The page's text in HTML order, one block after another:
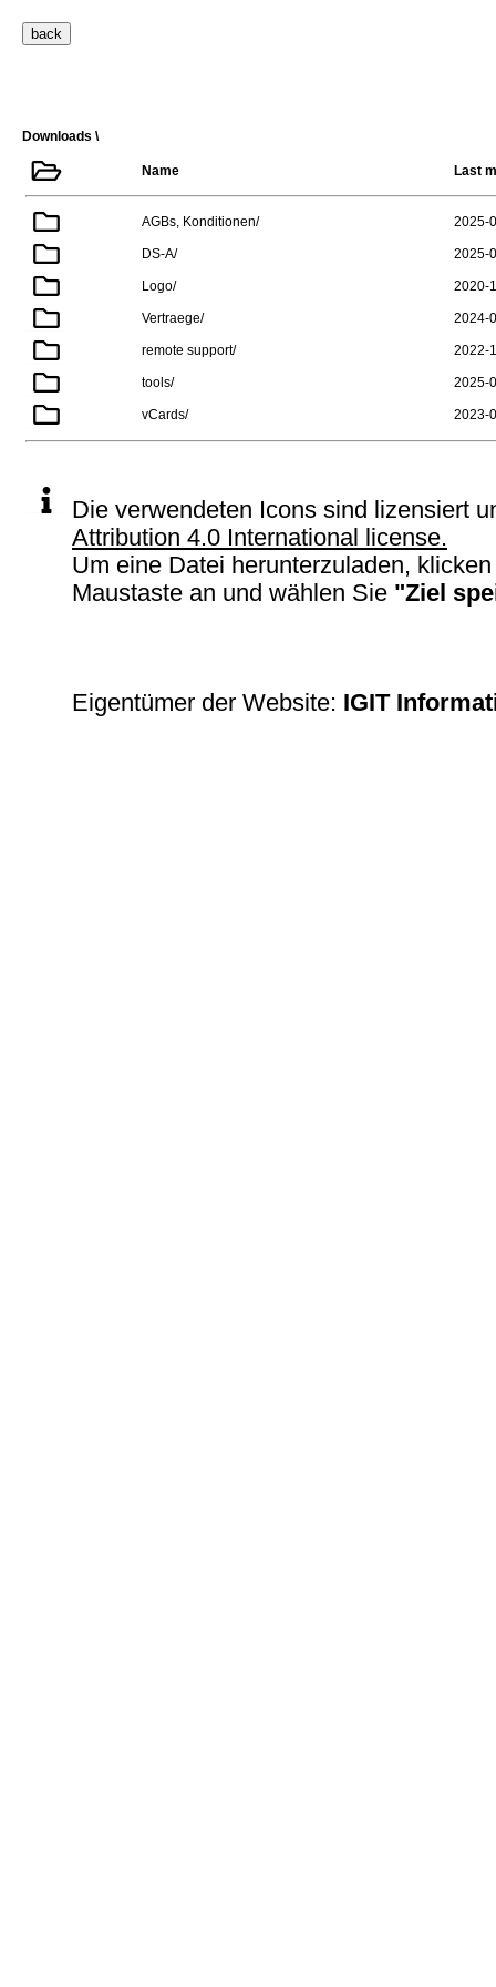
Downloads \
Name Last
AGBs, Konditionen/ 2025-
DS-A/ 2025-
Logo/ 2020-
Vertraege/ 2024-
remote support/ 2022-
tools/ 2025-
vCards/ 2023-
Die verwendeten Icons sind lizensiert
Attribution 4.0 International license.
Um eine Datei herunterzuladen,
Maustaste an und wählen Sie "Ziel
Eigentümer der Website: IGIT